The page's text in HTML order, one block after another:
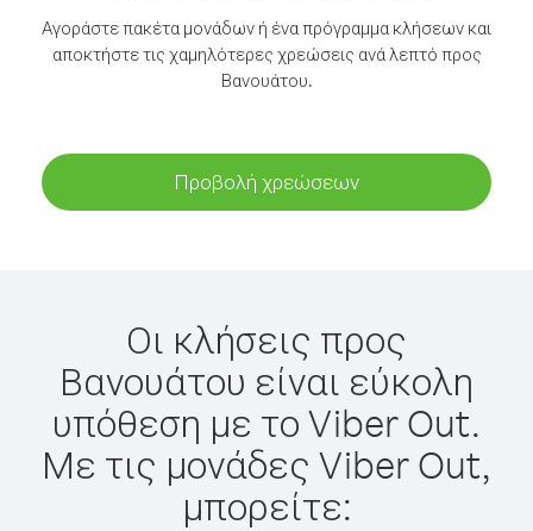
Αγοράστε πακέτα μονάδων ή ένα πρόγραμμα κλήσεων και
αποκτήστε τις χαμηλότερες χρεώσεις ανά λεπτό προς
Βανουάτου.
Προβολή χρεώσεων
Οι κλήσεις προς
Βανουάτου είναι εύκολη
υπόθεση με το Viber Out.
Με τις μονάδες Viber Out,
μπορείτε: